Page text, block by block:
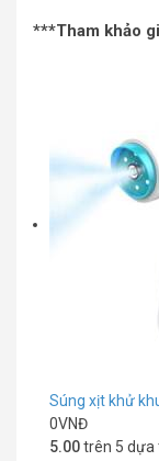
***Tham khảo
Súng xịt khử
0VNĐ
5.00trên 5 dựa